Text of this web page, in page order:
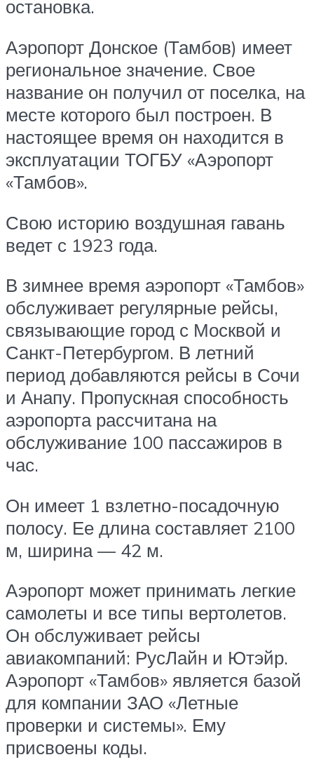
остановка.
Аэропорт Донское (Тамбов) имеет
региональное значение. Свое
название он получил от поселка, на
месте которого был построен. В
настоящее время он находится в
эксплуатации ТОГБУ «Аэропорт
«Тамбов».
Свою историю воздушная гавань
ведет с 1923 года.
В зимнее время аэропорт «Тамбов»
обслуживает регулярные рейсы,
связывающие город с Москвой и
Санкт-Петербургом. В летний
период добавляются рейсы в Сочи
и Анапу. Пропускная способность
аэропорта рассчитана на
обслуживание 100 пассажиров в
час.
Он имеет 1 взлетно-посадочную
полосу. Ее длина составляет 2100
м, ширина — 42 м.
Аэропорт может принимать легкие
самолеты и все типы вертолетов.
Он обслуживает рейсы
авиакомпаний: РусЛайн и Ютэйр.
Аэропорт «Тамбов» является базой
для компании ЗАО «Летные
проверки и системы». Ему
присвоены коды.